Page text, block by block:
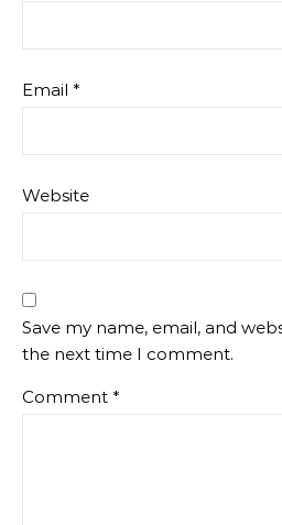
Email *
Website
Save my name, email, and
the next time I comment.
Comment *